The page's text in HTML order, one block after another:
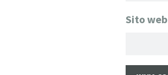
Sito web